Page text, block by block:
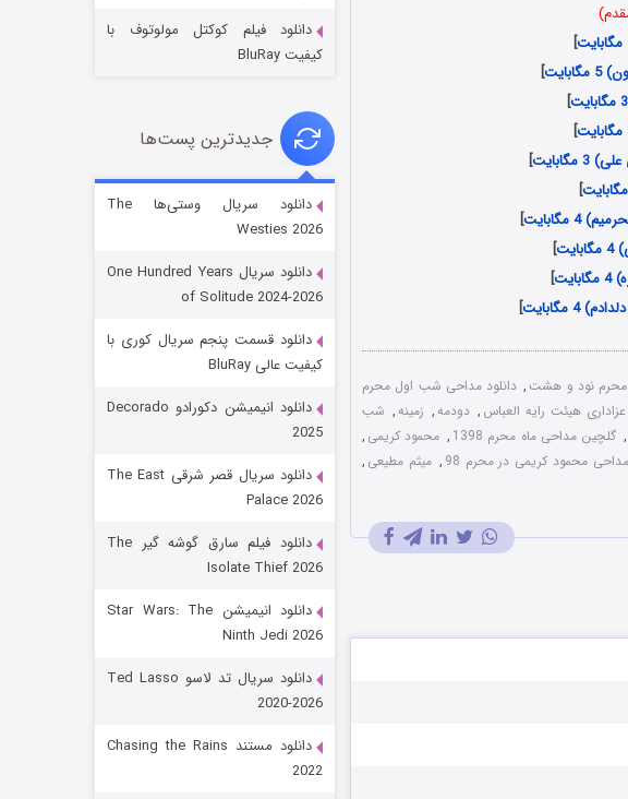
]
]
]
]
]
]
]
]
]
]
محرم نود و هشت, دانلود مداحی شب اول محرم
هیئت رایه العباس , دودمه, زمینه, شب
, گلچین مداحی ماه محرم 1398 , محمود کریمی ,
مداحی محمود کریمی در محرم 98 , میثم مطیعی ,
قسمت۶ (زیرنویس)
رویایی برای تو
قسمت ۱۵ (دوبله)
دانلود فیلم کوکتل مولوتوف با
کیفیت BluRay
جدیدترین پست‌ها
دانلود سریال وستی‌ها The
Westies 2026
دانلود سریال One Hundred Years
of Solitude 2024-2026
دانلود قسمت پنجم سریال کوری با
کیفیت عالی BluRay
دانلود انیمیشن دکورادو Decorado
2025
دانلود سریال قصر شرقی The East
Palace 2026
دانلود فیلم سارق گوشه گیر The
Isolate Thief 2026
دانلود انیمیشن Star Wars: The
Ninth Jedi 2026
دانلود سریال تد لاسو Ted Lasso
2020-2026
دانلود مستند Chasing the Rains
2022